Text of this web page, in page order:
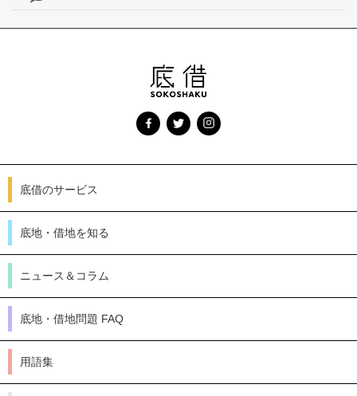
底借のサービス
底地・借地を知る
ニュース＆コラム
底地・借地問題 FAQ
用語集